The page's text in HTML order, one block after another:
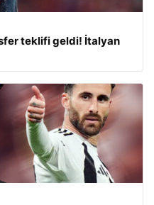
teklifi geldi! İtalyan